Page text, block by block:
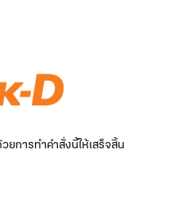
การทำคำสั่งนี้ให้เสร็จสิ้น